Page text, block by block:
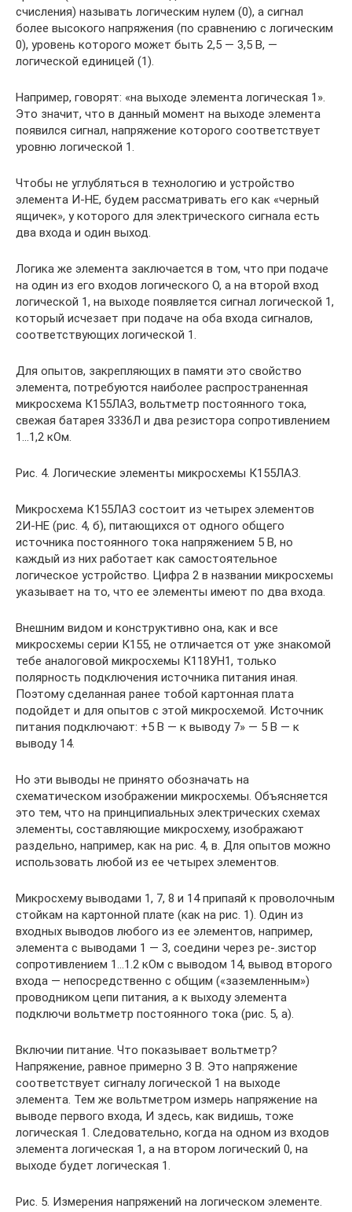
счисления) называть логическим нулем (0), а сигнал
более высокого напряжения (по сравнению с логическим
0), уровень которого может быть 2,5 — 3,5 В, —
логической единицей (1).
Например, говорят: «на выходе элемента логическая 1».
Это значит, что в данный момент на выходе элемента
появился сигнал, напряжение которого соответствует
уровню логической 1.
Чтобы не углубляться в технологию и устройство
элемента И-НЕ, будем рассматривать его как «черный
ящичек», у которого для электрического сигнала есть
два входа и один выход.
Логика же элемента заключается в том, что при подаче
на один из его входов логического О, а на второй вход
логической 1, на выходе появляется сигнал логической 1,
который исчезает при подаче на оба входа сигналов,
соответствующих логической 1.
Для опытов, закрепляющих в памяти это свойство
элемента, потребуются наиболее распространенная
микросхема К155ЛАЗ, вольтметр постоянного тока,
свежая батарея 3336Л и два резистора сопротивлением
1…1,2 кОм.
Рис. 4. Логические элементы микросхемы К155ЛАЗ.
Микросхема К155ЛАЗ состоит из четырех элементов
2И-НЕ (рис. 4, б), питающихся от одного общего
источника постоянного тока напряжением 5 В, но
каждый из них работает как самостоятельное
логическое устройство. Цифра 2 в названии микросхемы
указывает на то, что ее элементы имеют по два входа.
Внешним видом и конструктивно она, как и все
микросхемы серии К155, не отличается от уже знакомой
тебе аналоговой микросхемы К118УН1, только
полярность подключения источника питания иная.
Поэтому сделанная ранее тобой картонная плата
подойдет и для опытов с этой микросхемой. Источник
питания подключают: +5 В — к выводу 7» — 5 В — к
выводу 14.
Но эти выводы не принято обозначать на
схематическом изображении микросхемы. Объясняется
это тем, что на принципиальных электрических схемах
элементы, составляющие микросхему, изображают
раздельно, например, как на рис. 4, в. Для опытов можно
использовать любой из ее четырех элементов.
Микросхему выводами 1, 7, 8 и 14 припаяй к проволочным
стойкам на картонной плате (как на рис. 1). Один из
входных выводов любого из ее элементов, например,
элемента с выводами 1 — 3, соедини через ре-.зистор
сопротивлением 1…1.2 кОм с выводом 14, вывод второго
входа — непосредственно с общим («заземленным»)
проводником цепи питания, а к выходу элемента
подключи вольтметр постоянного тока (рис. 5, а).
Включии питание. Что показывает вольтметр?
Напряжение, равное примерно 3 В. Это напряжение
соответствует сигналу логической 1 на выходе
элемента. Тем же вольтметром измерь напряжение на
выводе первого входа, И здесь, как видишь, тоже
логическая 1. Следовательно, когда на одном из входов
элемента логическая 1, а на втором логический 0, на
выходе будет логическая 1.
Рис. 5. Измерения напряжений на логическом элементе.